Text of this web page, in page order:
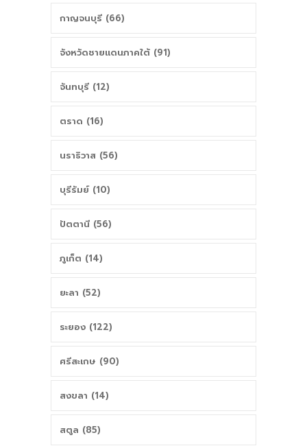
กาญจนบุรี (66)
จังหวัดชายแดนภาคใต้ (91)
จันทบุรี (12)
ตราด (16)
นราธิวาส (56)
บุรีรัมย์ (10)
ปัตตานี (56)
ภูเก็ต (14)
ยะลา (52)
ระยอง (122)
ศรีสะเกษ (90)
สงขลา (14)
สตูล (85)